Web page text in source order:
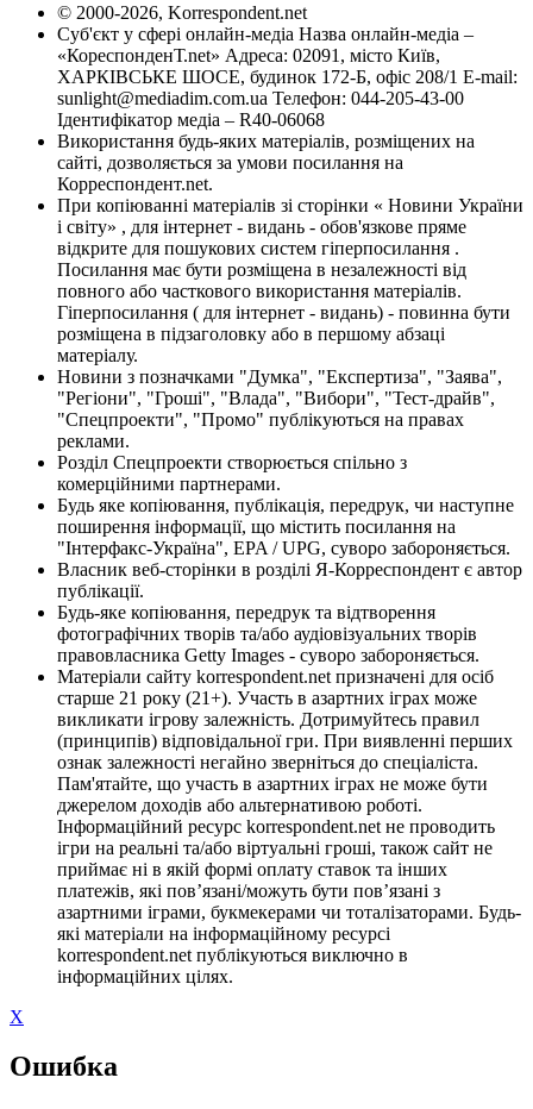
© 2000-2026, Korrespondent.net
Суб'єкт у сфері онлайн-медіа Назва онлайн-медіа –
«КореспонденТ.net» Адреса: 02091, місто Київ,
ХАРКІВСЬКЕ ШОСЕ, будинок 172-Б, офіс 208/1 E-mail:
sunlight@mediadim.com.ua Телефон: 044-205-43-00
Ідентифікатор медіа – R40-06068
Використання будь-яких матеріалів, розміщених на
сайті, дозволяється за умови посилання на
Корреспондент.net.
При копіюванні матеріалів зі сторінки « Новини України
і світу» , для інтернет - видань - обов'язкове пряме
відкрите для пошукових систем гіперпосилання .
Посилання має бути розміщена в незалежності від
повного або часткового використання матеріалів.
Гіперпосилання ( для інтернет - видань) - повинна бути
розміщена в підзаголовку або в першому абзаці
матеріалу.
Новини з позначками "Думка", "Експертиза", "Заява",
"Регіони", "Гроші", "Влада", "Вибори", "Тест-драйв",
"Спецпроекти", "Промо" публікуються на правах
реклами.
Розділ Спецпроекти створюється спільно з
комерційними партнерами.
Будь яке копіювання, публікація, передрук, чи наступне
поширення інформації, що містить посилання на
"Інтерфакс-Україна", EPA / UPG, суворо забороняється.
Власник веб-сторінки в розділі Я-Корреспондент є автор
публікації.
Будь-яке копіювання, передрук та відтворення
фотографічних творів та/або аудіовізуальних творів
правовласника Getty Images - суворо забороняється.
Матеріали сайту korrespondent.net призначені для осіб
старше 21 року (21+). Участь в азартних іграх може
викликати ігрову залежність. Дотримуйтесь правил
(принципів) відповідальної гри. При виявленні перших
ознак залежності негайно зверніться до спеціаліста.
Пам'ятайте, що участь в азартних іграх не може бути
джерелом доходів або альтернативою роботі.
Інформаційний ресурс korrespondent.net не проводить
ігри на реальні та/або віртуальні гроші, також сайт не
приймає ні в якій формі оплату ставок та інших
платежів, які пов’язані/можуть бути пов’язані з
азартними іграми, букмекерами чи тоталізаторами. Будь-
які матеріали на інформаційному ресурсі
korrespondent.net публікуються виключно в
інформаційних цілях.
X
Ошибка